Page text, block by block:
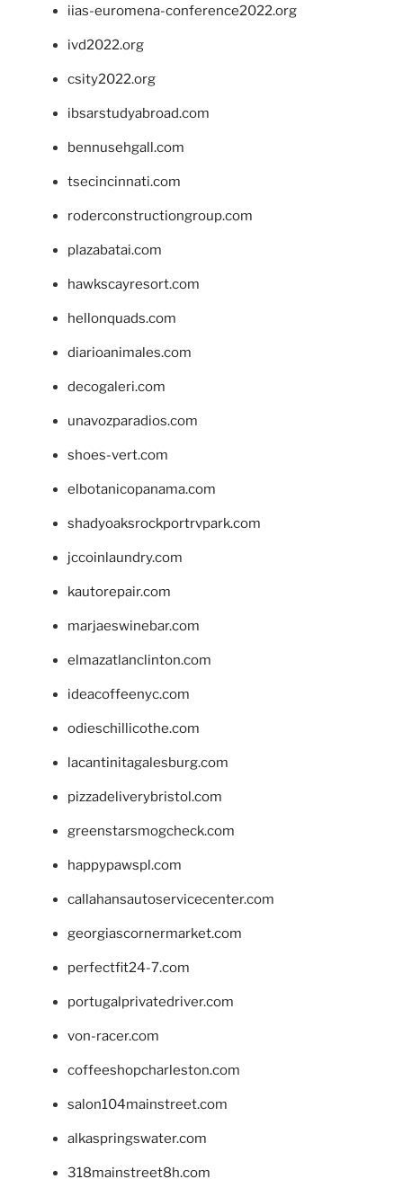
iias-euromena-conference2022.org
ivd2022.org
csity2022.org
ibsarstudyabroad.com
bennusehgall.com
tsecincinnati.com
roderconstructiongroup.com
plazabatai.com
hawkscayresort.com
hellonquads.com
diarioanimales.com
decogaleri.com
unavozparadios.com
shoes-vert.com
elbotanicopanama.com
shadyoaksrockportrvpark.com
jccoinlaundry.com
kautorepair.com
marjaeswinebar.com
elmazatlanclinton.com
ideacoffeenyc.com
odieschillicothe.com
lacantinitagalesburg.com
pizzadeliverybristol.com
greenstarsmogcheck.com
happypawspl.com
callahansautoservicecenter.com
georgiascornermarket.com
perfectfit24-7.com
portugalprivatedriver.com
von-racer.com
coffeeshopcharleston.com
salon104mainstreet.com
alkaspringswater.com
318mainstreet8h.com